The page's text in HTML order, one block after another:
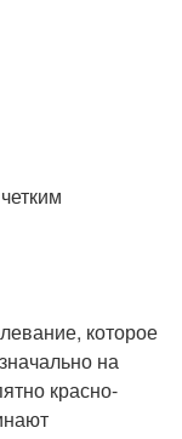
которое
на
красно-